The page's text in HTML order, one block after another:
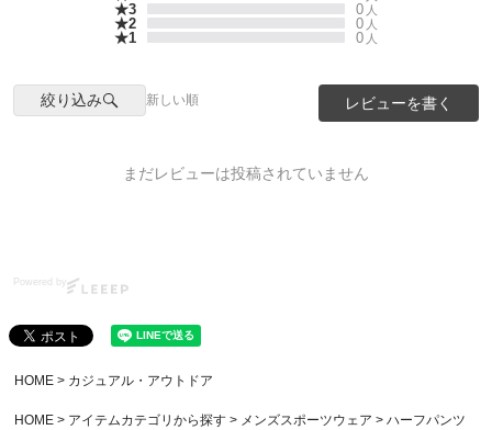
★3 0 人
★2 0 人
★1 0 人
絞り込み 新しい順 レビューを書く
まだレビューは投稿されていません
Powered by
HOME カジュアル・アウトドア
HOME アイテムカテゴリから探す メンズスポーツウェア
ハーフパンツ